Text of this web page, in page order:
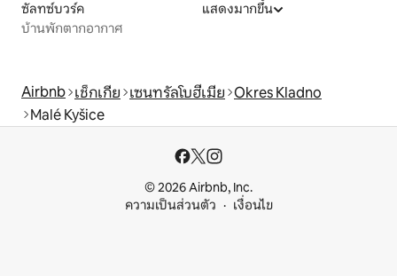
ซัลทซ์บวร์ค
บ้านพักตากอากาศ
แสดงมากขึ้น
Airbnb เช็กเกีย เซนทรัลโบฮีเมีย Okres Kladno
Malé Kyšice
© 2026 Airbnb, Inc.
ความเป็นส่วนตัว
เงื่อนไข